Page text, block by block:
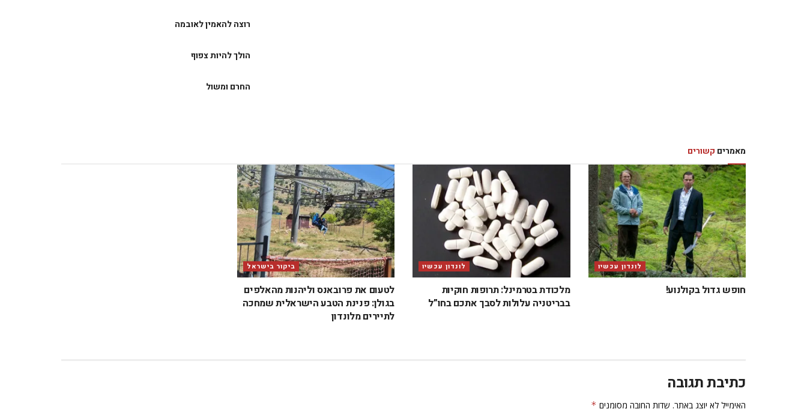
רוצה להאמין לאובמה
הולך להיות צפוף
החרם ומשול
מאמרים קשורים
לונדון עכשיו
חופש גדול בקולנוע!
לונדון עכשיו
מלכודת בטרמינל: תרופות חוקיות
בבריטניה עלולות לסבך אתכם בחו”ל
ביקור בישראל
לטעום את פרובאנס וליהנות מהאלפים
בגולן: פנינת הטבע הישראלית שמחכה
לתיירים מלונדון
כתיבת תגובה
האימייל לא יוצג באתר. שדות החובה מסומנים *